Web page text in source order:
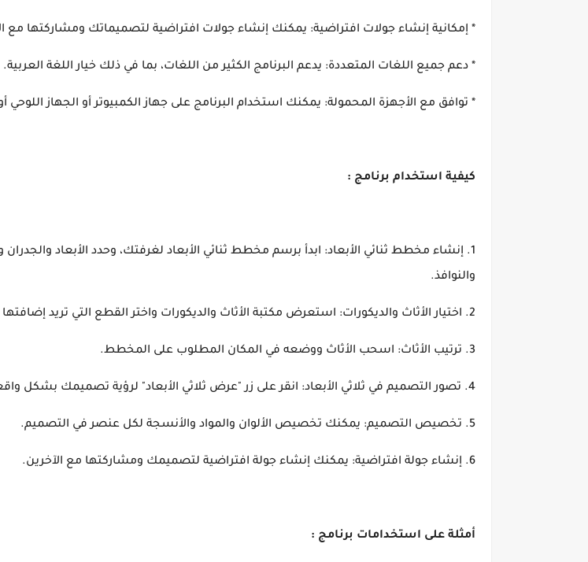
* إمكانية إنشاء جولات افتراضية: يمكنك إنشاء جولات افتراضية لتصميماتك ومشاركتها مع
* دعم جميع اللغات المتعددة: يدعم البرنامج الكثير من اللغات، بما في ذلك خيار اللغة العربية.
* توافق مع الأجهزة المحمولة: يمكنك استخدام البرنامج على جهاز الكمبيوتر أو الجهاز اللوحي
كيفية استخدام برنامج :
1. إنشاء مخطط ثنائي الأبعاد: ابدأ برسم مخطط ثنائي الأبعاد لغرفتك، وحدد الأبعاد والجدران
والنوافذ.
2. اختيار الأثاث والديكورات: استعرض مكتبة الأثاث والديكورات واختر القطع التي تريد إضافتها إلى تصميمك.
3. ترتيب الأثاث: اسحب الأثاث ووضعه في المكان المطلوب على المخطط.
4. تصور التصميم في ثلاثي الأبعاد: انقر على زر "عرض ثلاثي الأبعاد" لرؤية تصميمك بشكل واقعي.
5. تخصيص التصميم: يمكنك تخصيص الألوان والمواد والأنسجة لكل عنصر في التصميم.
6. إنشاء جولة افتراضية: يمكنك إنشاء جولة افتراضية لتصميمك ومشاركتها مع الآخرين.
أمثلة على استخدامات برنامج :